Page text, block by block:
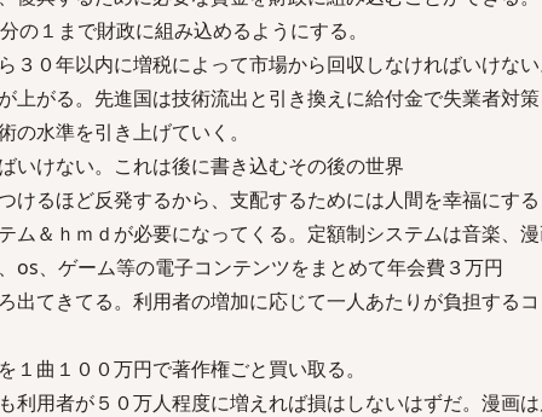
の１まで財政に組み込めるようにする。
３０年以内に増税によって市場から回収しなければいけな
上がる。先進国は技術流出と引き換えに給付金で失業者対
の水準を引き上げていく。
いけない。これは後に書き込むその後の世界
けるほど反発するから、支配するためには人間を幸福にす
ム＆ｈｍｄが必要になってくる。定額制システムは音楽、
os、ゲーム等の電子コンテンツをまとめて年会費３万円
出てきてる。利用者の増加に応じて一人あたりが負担する
１曲１００万円で著作権ごと買い取る。
利用者が５０万人程度に増えれば損はしないはずだ。漫画